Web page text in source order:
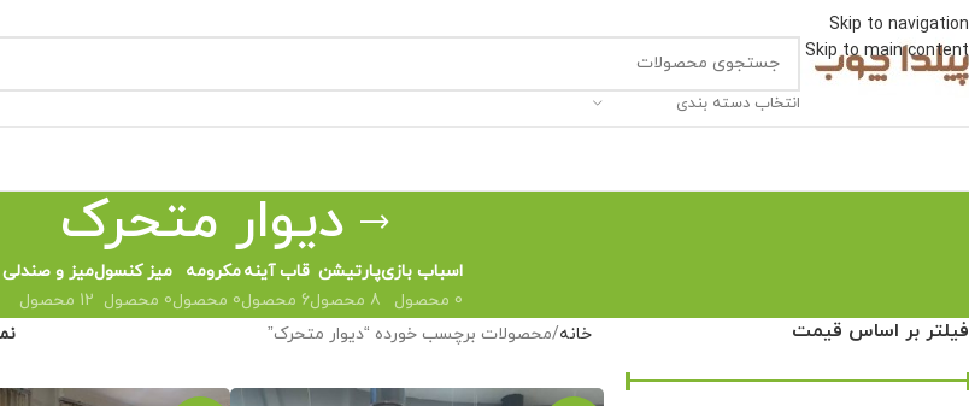
Skip to navigation
Skip to main content
انتخاب دسته بندی
دیوار متحرک
اسباب بازی
0 محصول
پارتیشن
8 محصول
قاب آینه
6 محصول
مکرومه
0 محصول
میز کنسول
0 محصول
میز و صندلی
12 محصول
فیلتر بر اساس قیمت خانه محصولات برچسب خورده “دیوار متحرک”